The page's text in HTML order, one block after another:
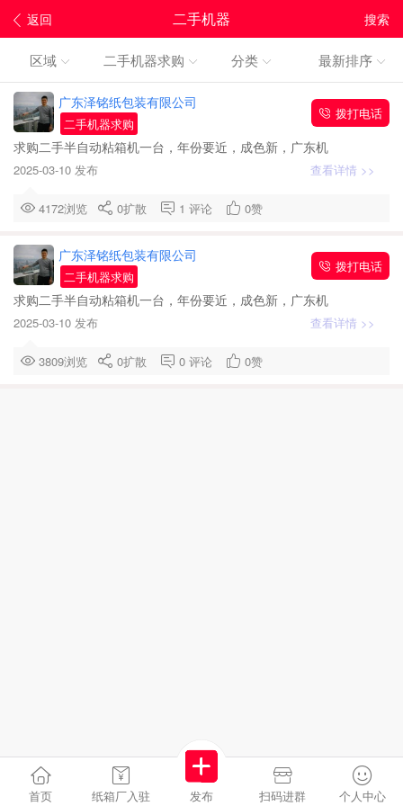
返回 搜索
二手机器
区域 二手机器求购 分类 最新排序
广东泽铭纸包装有限公司
二手机器求购
拨打电话
求购二手半自动粘箱机一台，年份要近，成色新，广东机
2025-03-10 发布 查看详情 >>
4172浏览 0扩散 1 评论 0赞
广东泽铭纸包装有限公司
二手机器求购
拨打电话
求购二手半自动粘箱机一台，年份要近，成色新，广东机
2025-03-10 发布 查看详情 >>
3809浏览 0扩散 0 评论 0赞
首页 纸箱厂入驻 发布 扫码进群 个人中心